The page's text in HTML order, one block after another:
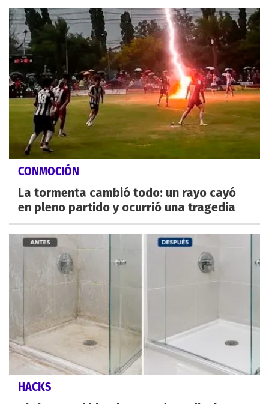
CONMOCIÓN
La tormenta cambió todo: un rayo cayó
en pleno partido y ocurrió una tragedia
HACKS